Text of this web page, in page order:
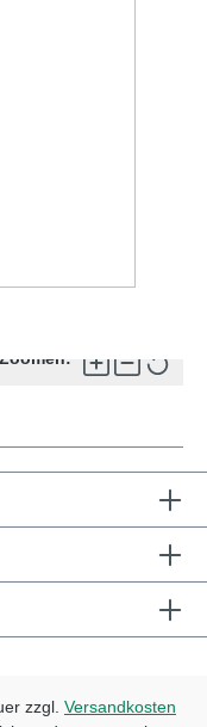
Zoomen:
zzgl. Versandkosten